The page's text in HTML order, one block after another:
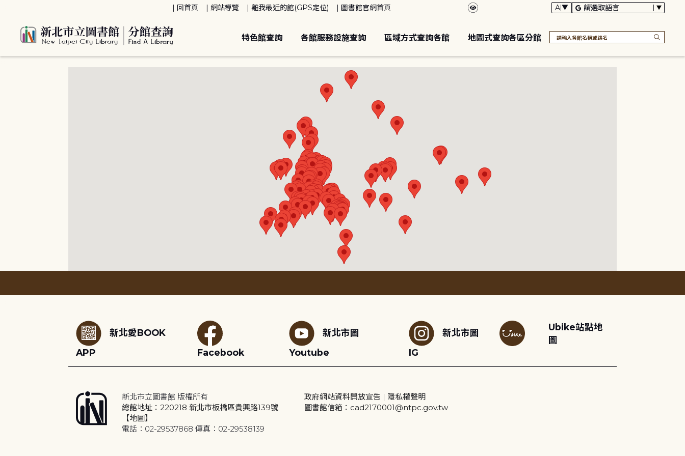
回首頁 網站導覽 離我最近的館(GPS定位) 圖書館官網首頁
特色館查詢 各館服務設施查詢 區域方式查詢各館 地圖式查詢各區分館
新北愛BOOK
APP
Facebook
新北市圖
Youtube
新北市圖
IG
Ubike站點地
圖
新北市立圖書館 版權所有
總館地址：220218 新北市板橋區貴興路139號
【地圖】
電話：02-29537868 傳真：02-29538139
政府網站資料開放宣告 | 隱私權聲明
圖書館信箱：cad2170001@ntpc.gov.tw